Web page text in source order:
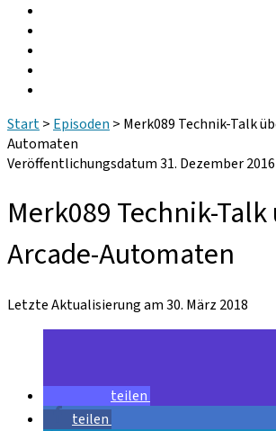
Start> Episoden > Merk089 Technik-Talk
Automaten
Veröffentlichungsdatum 31. Dezember 2016
Merk089 Technik-
Arcade-Automaten
Letzte Aktualisierung am 30. März 2018
teilen
teilen